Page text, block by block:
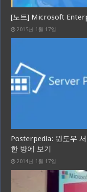
[노트] Microsoft
2015년 1월 17일
Posterpedia: 윈도우
한 방에 보기
2014년 1월 17일